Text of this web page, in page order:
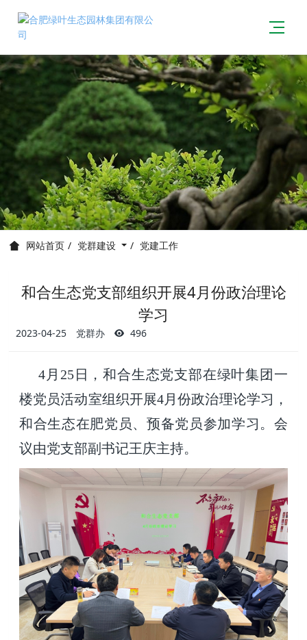
网站首页 党群建设 党建工作
和合生态党支部组织开展4月份政治理论
学习
2023-04-25 党群办 496
4月25日，和合生态党支部在绿叶集团一
楼党员活动室组织开展4月份政治理论学习，
和合生态在肥党员、预备党员参加学习。会
议由党支部副书记王庆主持。